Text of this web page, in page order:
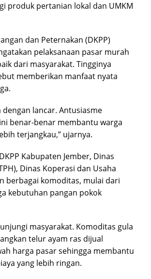
produk pertanian lokal dan UMKM
dan Peternakan (DKPP)
pelaksanaan pasar murah
dari masyarakat. Tingginya
memberikan manfaat nyata
lancar. Antusiasme
benar-benar membantu warga
terjangkau,” ujarnya.
Kabupaten Jember, Dinas
Dinas Koperasi dan Usaha
berbagai komoditas, mulai dari
kebutuhan pangan pokok
masyarakat. Komoditas gula
telur ayam ras dijual
harga pasar sehingga membantu
yang lebih ringan.